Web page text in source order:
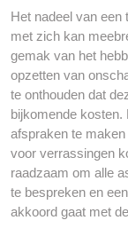
Het nadeel van
met zich kan
gemak van het
opzetten van
te onthouden dat
bijkomende kosten.
afspraken te
voor verrassingen
raadzaam om alle
te bespreken en
akkoord gaat met